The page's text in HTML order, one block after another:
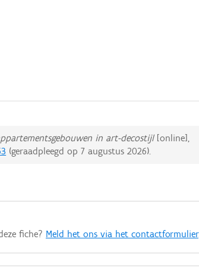
in art-decostijl[online],
(geraadpleegd op7 augustus 2026).
fiche? Meld het ons via het contactformulier